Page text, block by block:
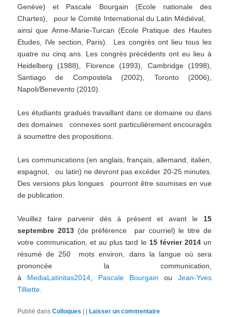
Genève) et Pascale Bourgain (Ecole nationale des
Chartes), pour le Comité International du Latin Médiéval,
ainsi que Anne-Marie-Turcan (Ecole Pratique des Hautes
Etudes, IVe section, Paris). Les congrès ont lieu tous les
quatre ou cinq ans. Les congrès précédents ont eu lieu à
Heidelberg (1988), Florence (1993), Cambridge (1998),
Santiago de Compostela (2002), Toronto (2006),
Napoli/Benevento (2010).
Les étudiants gradués travaillant dans ce domaine ou dans
des domaines connexes sont particulièrement encouragés
à soumettre des propositions.
Les communications (en anglais, français, allemand, italien,
espagnol, ou latin) ne devront pas excéder 20-25 minutes.
Des versions plus longues pourront être soumises en vue
de publication.
Veuillez faire parvenir dès à présent et avant le 15
septembre 2013(de préférence par courriel) le titre de
votre communication, et au plus tard le 15 février 2014un
résumé de 250 mots environ, dans la langue où sera
prononcée la communication,
à MediaLatinitas2014 Pascale Bourgain ou Jean-Yves
Tilliette.
Publié dans Colloques Laisser un commentaire